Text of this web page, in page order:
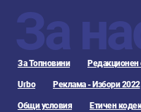
За
За Топновини Редакционен
Urbo Реклама - Избори 2022
Общи условия Етичен